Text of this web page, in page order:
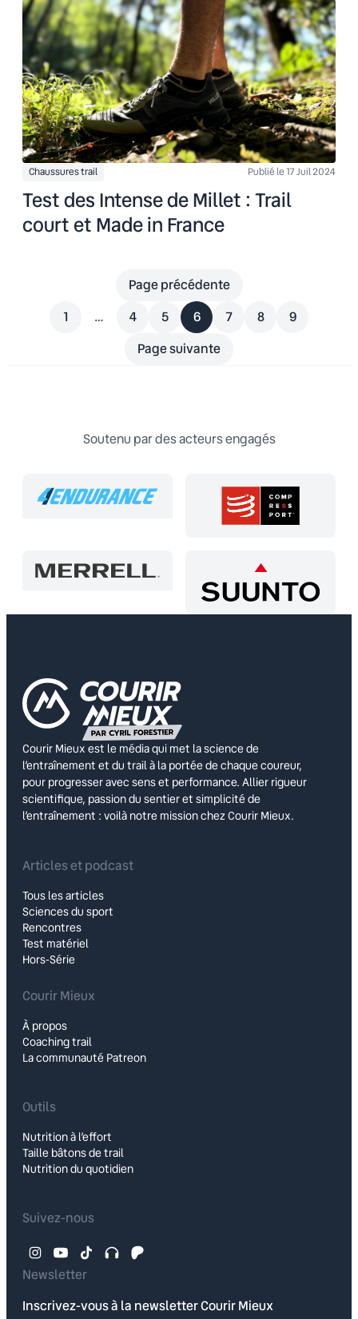
Chaussures trail Publié le 17 Juil 2024
Test des Intense de Millet : Trail
court et Made in France
Page précédente
1
… 4 5 6 7 8
9
Page suivante
Soutenu par des acteurs engagés
Courir Mieux est le média qui met la science de
l’entraînement et du trail à la portée de chaque coureur,
pour progresser avec sens et performance. Allier rigueur
scientifique, passion du sentier et simplicité de
l’entraînement : voilà notre mission chez Courir Mieux.
Articles et podcast
Tous les articles
Sciences du sport
Rencontres
Test matériel
Hors-Série
Courir Mieux
À propos
Coaching trail
La communauté Patreon
Outils
Nutrition à l’effort
Taille bâtons de trail
Nutrition du quotidien
Suivez-nous
Newsletter
Inscrivez-vous à la newsletter Courir Mieux